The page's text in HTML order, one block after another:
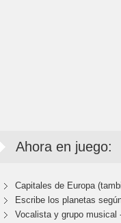
Ahora en juego:
Capitales de Europa
Escribe los planetas
Vocalista y grupo musical